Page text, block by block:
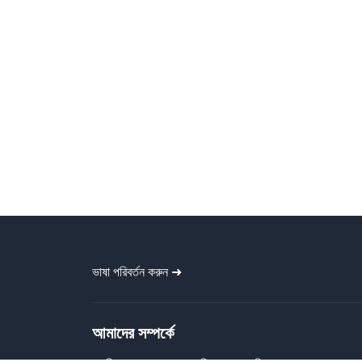
ভাষা পরিবর্তন করুন ➜
আমাদের সম্পর্কে